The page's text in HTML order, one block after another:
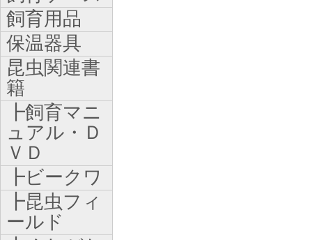
飼育用品
保温器具
昆虫関連書
籍
┣飼育マニ
ュアル・Ｄ
ＶＤ
┣ビークワ
┣昆虫フィ
ールド